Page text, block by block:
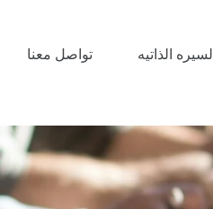
السيره الذاتيه تواصل معنا